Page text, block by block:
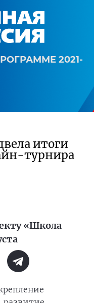
2021-
итоги
турнира
«Школа